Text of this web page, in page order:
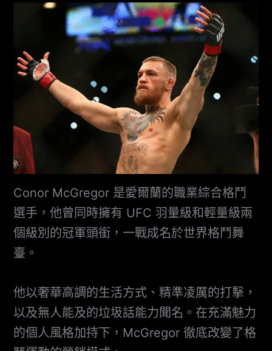
Conor McGregor 是愛爾蘭的職業綜合格鬥
選手，他曾同時擁有 UFC 羽量級和輕量級兩
個級別的冠軍頭銜，一戰成名於世界格鬥舞
臺。
他以奢華高調的生活方式、精準凌厲的打擊，
以及無人能及的垃圾話能力聞名。在充滿魅力
的個人風格加持下，McGregor 徹底改變了格